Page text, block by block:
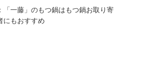
「一藤」のもつ鍋はもつ鍋お取り寄
にもおすすめ